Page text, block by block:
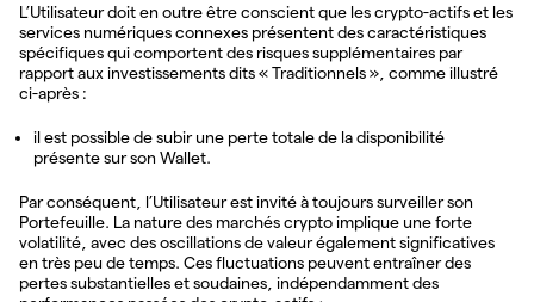
L’Utilisateur doit en outre être conscient que les crypto-actifs et les
services numériques connexes présentent des caractéristiques
spécifiques qui comportent des risques supplémentaires par
rapport aux investissements dits « Traditionnels », comme illustré
ci-après :
il est possible de subir une perte totale de la disponibilité
présente sur son Wallet.
Par conséquent, l’Utilisateur est invité à toujours surveiller son
Portefeuille. La nature des marchés crypto implique une forte
volatilité, avec des oscillations de valeur également significatives
en très peu de temps. Ces fluctuations peuvent entraîner des
pertes substantielles et soudaines, indépendamment des